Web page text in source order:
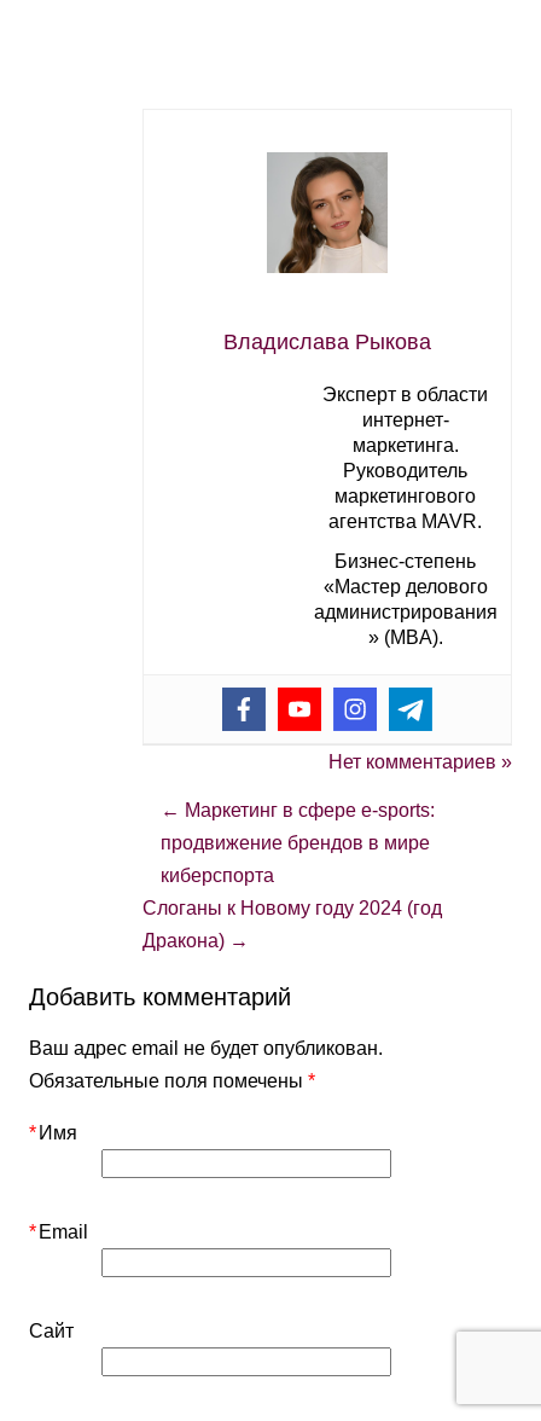
Владислава Рыкова
Эксперт в области
интернет-
маркетинга.
Руководитель
маркетингового
агентства MAVR.
Бизнес-степень
«Мастер делового
администрирования
» (MBA).
Нет комментариев »
← Маркетинг в сфере e-sports:
продвижение брендов в мире
киберспорта
Слоганы к Новому году 2024 (год
Дракона) →
Добавить комментарий
Ваш адрес email не будет опубликован.
Обязательные поля помечены*
Имя
*
Email
*
Сайт